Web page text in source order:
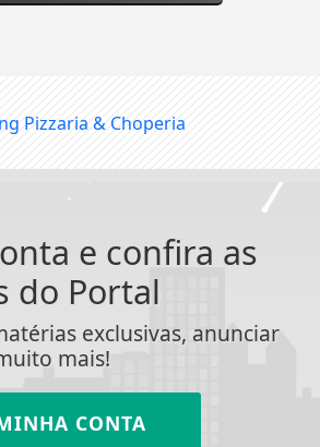
e confira as
do Portal
exclusivas, anunciar
mais!
CONTA